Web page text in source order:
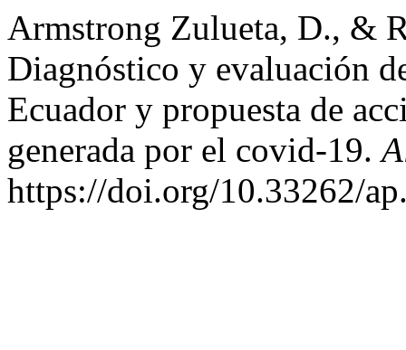
Armstrong Zulueta, D., &
Diagnóstico y evaluación
Ecuador y propuesta de
generada por el covid-19.
https://doi.org/10.33262/